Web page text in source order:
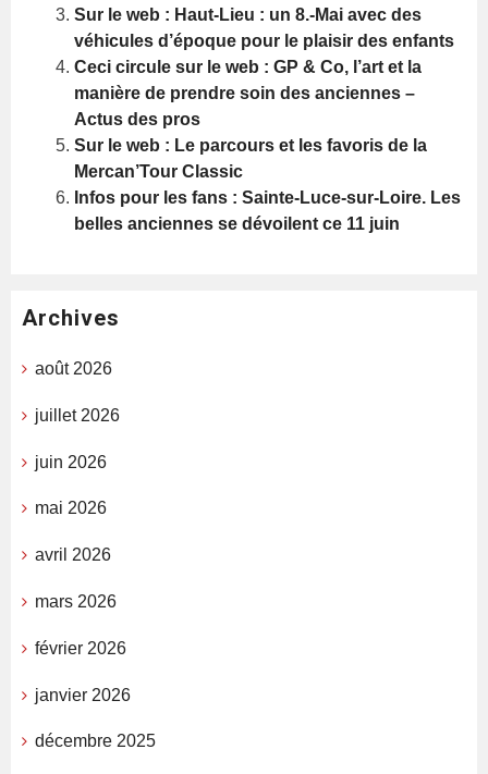
Sur le web : Haut-Lieu : un 8.-Mai avec des
véhicules d’époque pour le plaisir des enfants
Ceci circule sur le web : GP & Co, l’art et la
manière de prendre soin des anciennes –
Actus des pros
Sur le web : Le parcours et les favoris de la
Mercan’Tour Classic
Infos pour les fans : Sainte-Luce-sur-Loire. Les
belles anciennes se dévoilent ce 11 juin
Archives
août 2026
juillet 2026
juin 2026
mai 2026
avril 2026
mars 2026
février 2026
janvier 2026
décembre 2025